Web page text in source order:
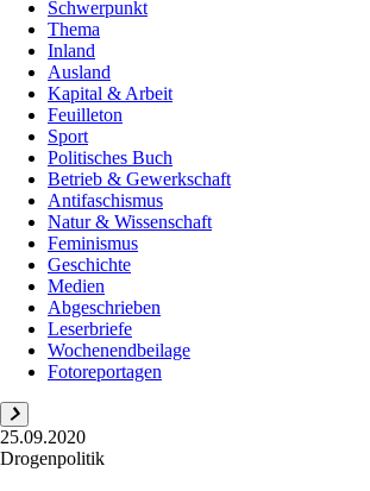
Schwerpunkt
Thema
Inland
Ausland
Kapital & Arbeit
Feuilleton
Sport
Politisches Buch
Betrieb & Gewerkschaft
Antifaschismus
Natur & Wissenschaft
Feminismus
Geschichte
Medien
Abgeschrieben
Leserbriefe
Wochenendbeilage
Fotoreportagen
25.09.2020
Drogenpolitik